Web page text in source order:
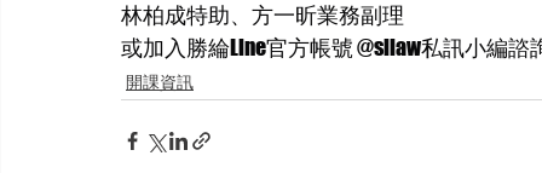
林柏成特助、方一昕業務副理
或加入勝綸Line官方帳號 @sllaw私訊小編諮
開課資訊